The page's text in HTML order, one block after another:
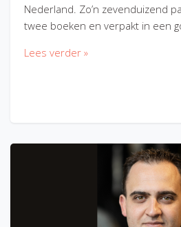
Nederland. Zo’n zevenduizend
twee boeken en verpakt in een
Lees verder »